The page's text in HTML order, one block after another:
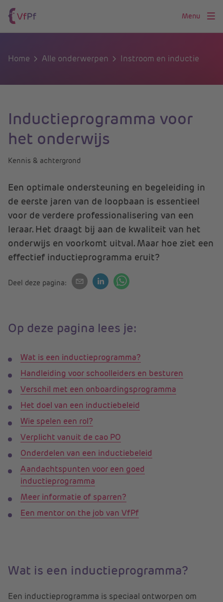
Menu
Home Alle onderwerpen Instroom en inductie
Inductieprogramma voor
het onderwijs
Kennis & achtergrond
Een optimale ondersteuning en begeleiding in
de eerste jaren van de loopbaan is essentieel
voor de verdere professionalisering van een
leraar. Het draagt bij aan de kwaliteit van het
onderwijs en voorkomt uitval. Maar hoe ziet een
effectief inductieprogramma eruit?
Deel deze pagina:
Op deze pagina lees je:
Wat is een inductieprogramma?
Handleiding voor schoolleiders en besturen
Verschil met een onboardingsprogramma
Het doel van een inductiebeleid
Wie spelen een rol?
Verplicht vanuit de cao PO
Onderdelen van een inductiebeleid
Aandachtspunten voor een goed
inductieprogramma
Meer informatie of sparren?
Een mentor on the job van VfPf
Wat is een inductieprogramma?
Een inductieprogramma is speciaal ontworpen om